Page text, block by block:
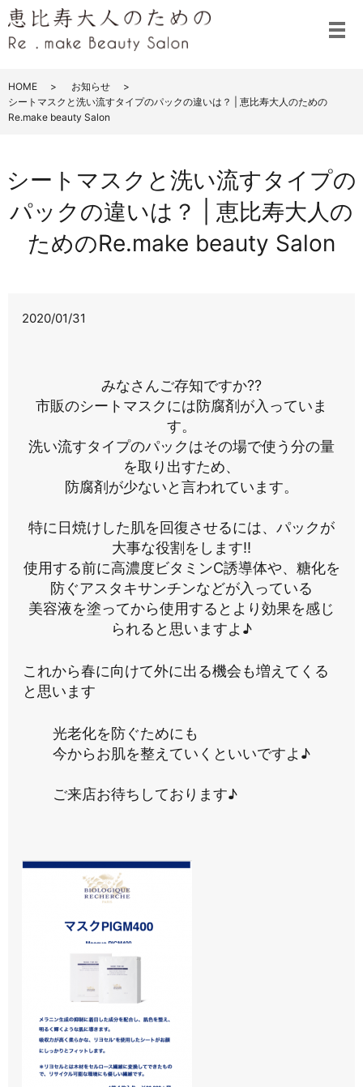
メ
HOME
お知らせ
シートマスクと洗い流すタイプのパックの違いは？ | 恵比寿大人のための
Re.make beauty Salon
シートマスクと洗い流すタイプの
パックの違いは？ | 恵比寿大人の
ためのRe.make beauty Salon
2020/01/31
みなさんご存知ですか??
市販のシートマスクには防腐剤が入っていま
す。
洗い流すタイプのパックはその場で使う分の量
を取り出すため、
防腐剤が少ないと言われています。
特に日焼けした肌を回復させるには、パックが
大事な役割をします!!
使用する前に高濃度ビタミンC誘導体や、糖化を
防ぐアスタキサンチンなどが入っている
美容液を塗ってから使用するとより効果を感じ
られると思いますよ♪
これから春に向けて外に出る機会も増えてくる
と思います
光老化を防ぐためにも
今からお肌を整えていくといいですよ♪
ご来店お待ちしております♪